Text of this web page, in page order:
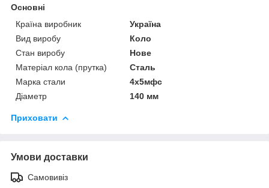
Основні
Країна виробник
Україна
Вид виробу
Коло
Стан виробу
Нове
Матеріал кола (прутка)
Сталь
Марка стали
4х5мфс
Діаметр
140 мм
Приховати
Умови доставки
Самовивіз